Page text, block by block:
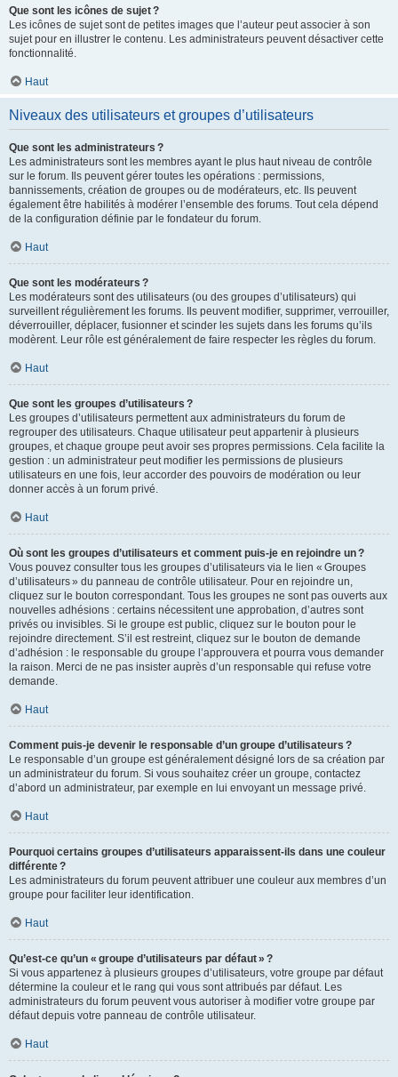
Que sont les icônes de sujet ?
Les icônes de sujet sont de petites images que l’auteur peut associer à son
sujet pour en illustrer le contenu. Les administrateurs peuvent désactiver cette
fonctionnalité.
Haut
Niveaux des utilisateurs et groupes d’utilisateurs
Que sont les administrateurs ?
Les administrateurs sont les membres ayant le plus haut niveau de contrôle
sur le forum. Ils peuvent gérer toutes les opérations : permissions,
bannissements, création de groupes ou de modérateurs, etc. Ils peuvent
également être habilités à modérer l’ensemble des forums. Tout cela dépend
de la configuration définie par le fondateur du forum.
Haut
Que sont les modérateurs ?
Les modérateurs sont des utilisateurs (ou des groupes d’utilisateurs) qui
surveillent régulièrement les forums. Ils peuvent modifier, supprimer, verrouiller,
déverrouiller, déplacer, fusionner et scinder les sujets dans les forums qu’ils
modèrent. Leur rôle est généralement de faire respecter les règles du forum.
Haut
Que sont les groupes d’utilisateurs ?
Les groupes d’utilisateurs permettent aux administrateurs du forum de
regrouper des utilisateurs. Chaque utilisateur peut appartenir à plusieurs
groupes, et chaque groupe peut avoir ses propres permissions. Cela facilite la
gestion : un administrateur peut modifier les permissions de plusieurs
utilisateurs en une fois, leur accorder des pouvoirs de modération ou leur
donner accès à un forum privé.
Haut
Où sont les groupes d’utilisateurs et comment puis-je en rejoindre un ?
Vous pouvez consulter tous les groupes d’utilisateurs via le lien « Groupes
d’utilisateurs » du panneau de contrôle utilisateur. Pour en rejoindre un,
cliquez sur le bouton correspondant. Tous les groupes ne sont pas ouverts aux
nouvelles adhésions : certains nécessitent une approbation, d’autres sont
privés ou invisibles. Si le groupe est public, cliquez sur le bouton pour le
rejoindre directement. S’il est restreint, cliquez sur le bouton de demande
d’adhésion : le responsable du groupe l’approuvera et pourra vous demander
la raison. Merci de ne pas insister auprès d’un responsable qui refuse votre
demande.
Haut
Comment puis-je devenir le responsable d’un groupe d’utilisateurs ?
Le responsable d’un groupe est généralement désigné lors de sa création par
un administrateur du forum. Si vous souhaitez créer un groupe, contactez
d’abord un administrateur, par exemple en lui envoyant un message privé.
Haut
Pourquoi certains groupes d’utilisateurs apparaissent-ils dans une couleur
différente ?
Les administrateurs du forum peuvent attribuer une couleur aux membres d’un
groupe pour faciliter leur identification.
Haut
Qu’est-ce qu’un « groupe d’utilisateurs par défaut » ?
Si vous appartenez à plusieurs groupes d’utilisateurs, votre groupe par défaut
détermine la couleur et le rang qui vous sont attribués par défaut. Les
administrateurs du forum peuvent vous autoriser à modifier votre groupe par
défaut depuis votre panneau de contrôle utilisateur.
Haut